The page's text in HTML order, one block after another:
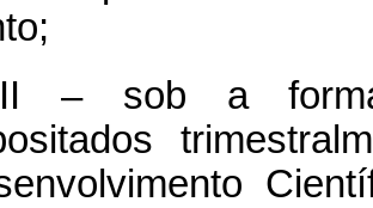
– sob a forma